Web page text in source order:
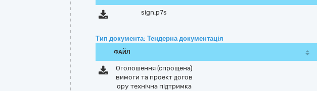
sign.p7s
Тип документа: Тендерна документація
ФАЙЛ
Оголошення (спрощена)
вимоги та проект догов
ору технічна підтримка